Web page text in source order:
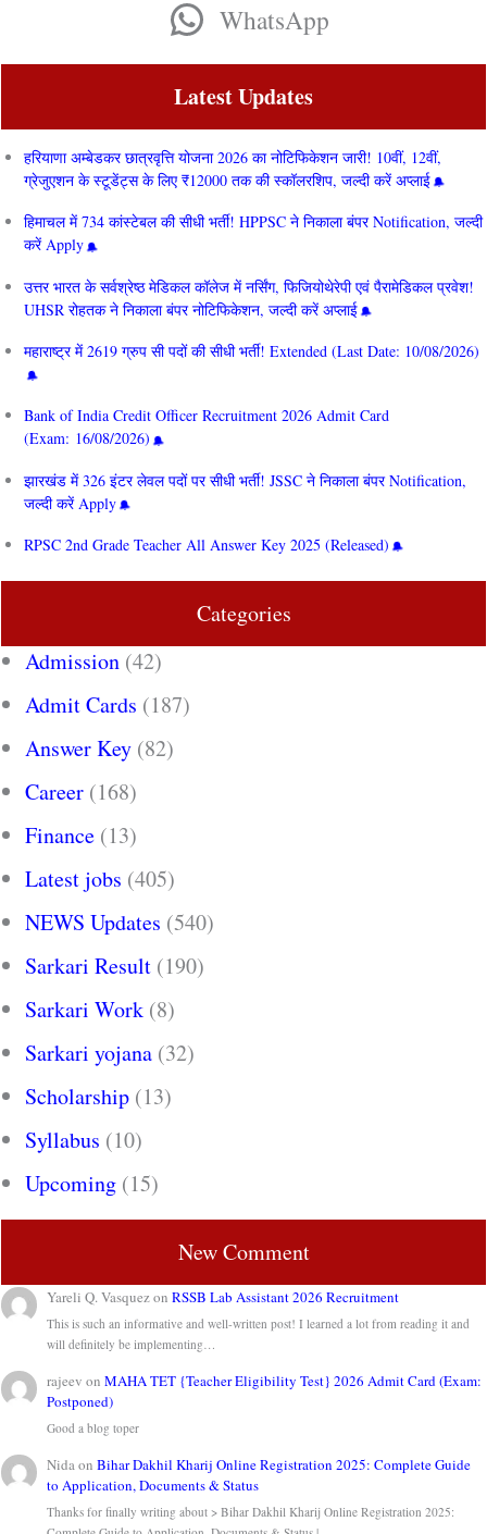
WhatsApp
Latest Updates
हरियाणा अम्बेडकर छात्रवृत्ति योजना 2026 का नोटिफिकेशन जारी! 10वीं, 12वीं,
ग्रेजुएशन के स्टूडेंट्स के लिए ₹12000 तक की स्कॉलरशिप, जल्दी करें अप्लाई
हिमाचल में 734 कांस्टेबल की सीधी भर्ती! HPPSC ने निकाला बंपर Notification, जल्दी
करें Apply
उत्तर भारत के सर्वश्रेष्ठ मेडिकल कॉलेज में नर्सिंग, फिजियोथेरेपी एवं पैरामेडिकल प्रवेश!
UHSR रोहतक ने निकाला बंपर नोटिफिकेशन, जल्दी करें अप्लाई
महाराष्ट्र में 2619 ग्रुप सी पदों की सीधी भर्ती! Extended (Last Date: 10/08/2026)
Bank of India Credit Officer Recruitment 2026 Admit Card
(Exam: 16/08/2026)
झारखंड में 326 इंटर लेवल पदों पर सीधी भर्ती! JSSC ने निकाला बंपर Notification,
जल्दी करें Apply
RPSC 2nd Grade Teacher All Answer Key 2025 (Released)
Categories
Admission (42)
Admit Cards (187)
Answer Key (82)
Career (168)
Finance (13)
Latest jobs (405)
NEWS Updates (540)
Sarkari Result (190)
Sarkari Work (8)
Sarkari yojana (32)
Scholarship (13)
Syllabus (10)
Upcoming (15)
New Comment
Yareli Q. VasquezonRSSB Lab Assistant 2026 Recruitment
This is such an informative and well-written post! I learned a lot from reading it and
will definitely be implementing…
rajeev onMAHA TET {Teacher Eligibility Test} 2026 Admit Card (Exam:
Postponed)
Good a blog toper
NidaonBihar Dakhil Kharij Online Registration 2025: Complete Guide
to Application, Documents & Status
Thanks for finally writing about > Bihar Dakhil Kharij Online Registration 2025: